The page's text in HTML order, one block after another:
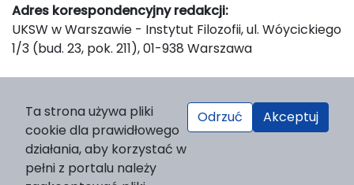
Adres korespondencyjny redakcji:
UKSW w Warszawie - Instytut Filozofii, ul. Wóycickiego
1/3 (bud. 23, pok. 211), 01-938 Warszawa
Wydawnictwo Naukowe UKSW, ul. Dewajtis 5, domek
nr 2, 01-815 Warszawa
Strona WWW Wydawnictwa
e-mail: wydawnictwo@uksw.edu.pl
Ta strona używa pliki
cookie dla prawidłowego
działania, aby korzystać w
pełni z portalu należy
Odrzuć Akceptuj